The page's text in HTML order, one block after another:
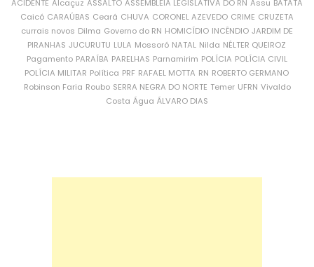
ACIDENTE Alcaçuz ASSALTO ASSEMBLEIA LEGISLATIVA DO RN Assu BATATA
Caicó CARAÚBAS Ceará CHUVA CORONEL AZEVEDO CRIME CRUZETA
currais novos Dilma Governo do RN HOMICÍDIO INCÊNDIO JARDIM DE
PIRANHAS JUCURUTU LULA Mossoró NATAL Nilda NÉLTER QUEIROZ
Pagamento PARAÍBA PARELHAS Parnamirim POLÍCIA POLÍCIA CIVIL
POLÍCIA MILITAR Política PRF RAFAEL MOTTA RN ROBERTO GERMANO
Robinson Faria Roubo SERRA NEGRA DO NORTE Temer UFRN Vivaldo
Costa Água ÁLVARO DIAS